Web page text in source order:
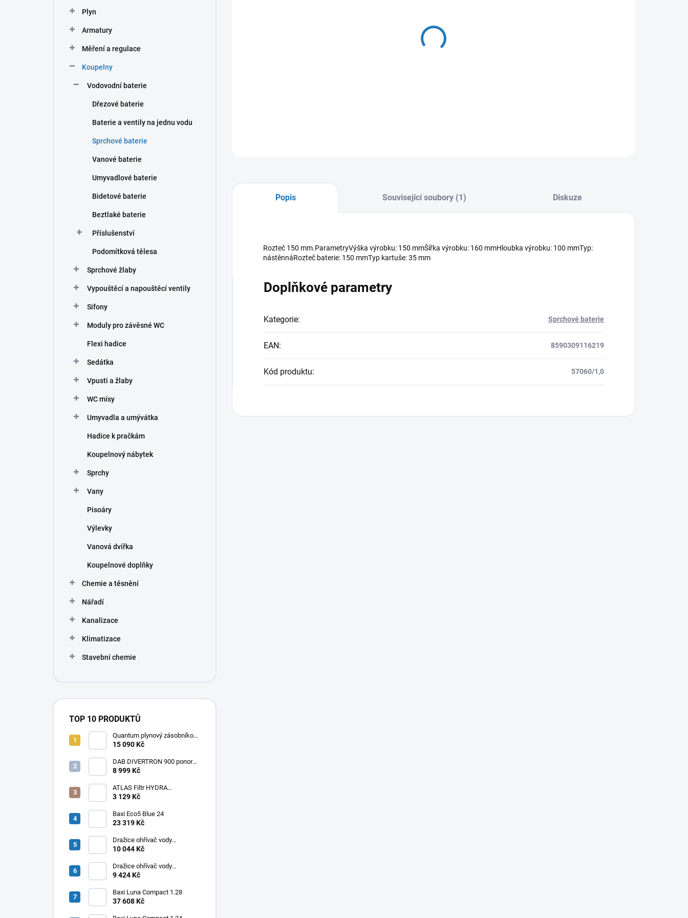
Plyn
Armatury
Měření a regulace
Koupelny
Vodovodní baterie
Dřezové baterie
Baterie a ventily na jednu vodu
Sprchové baterie
Vanové baterie
Umyvadlové baterie
Bidetové baterie
Beztlaké baterie
Příslušenství
Podomítková tělesa
Sprchové žlaby
Vypouštěcí a napouštěcí ventily
Sifony
Moduly pro závěsné WC
Flexi hadice
Sedátka
Vpusti a žlaby
WC mísy
Umyvadla a umývátka
Hadice k pračkám
Koupelnový nábytek
Sprchy
Vany
Pisoáry
Výlevky
Vanová dvířka
Koupelnové doplňky
Chemie a těsnění
Nářadí
Kanalizace
Klimatizace
Stavební chemie
TOP 10 PRODUKTŮ
Quantum plynový zásobníkový
ohřívač Q7 EU 30 NORS/E 115l
15 090 Kč
DAB DIVERTRON 900 ponorné
6" čerpadlo do vrtů a studní
8 999 Kč
ATLAS Filtr HYDRA
RAINMASTER TRIO RSH 1" +
3 129 Kč
Baxi Eco5 Blue 24
23 319 Kč
Dražice ohřívač vody
elektrický svislý OKHE ONE/E
10 044 Kč
Dražice ohřívač vody
elektrický svislý OKHE ONE/E
9 424 Kč
Baxi Luna Compact 1.28
37 608 Kč
Popis Související soubory (1) Diskuze
Rozteč 150 mm.ParametryVýška výrobku: 150 mmŠířka výrobku: 160 mmHloubka výrobku: 100 mmTyp:
nástěnnáRozteč baterie: 150 mmTyp kartuše: 35 mm
Doplňkové parametry
Kategorie: Sprchové baterie
EAN: 8590309116219
Kód produktu: 57060/1,0